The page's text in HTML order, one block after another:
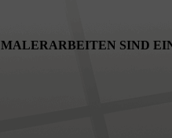
MALERAR­BEITEN SIND